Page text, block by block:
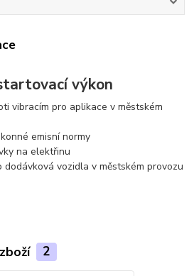
výkon
vibracím pro aplikace v městském
emisní normy
na elektřinu
vozidla v městském provozu
2